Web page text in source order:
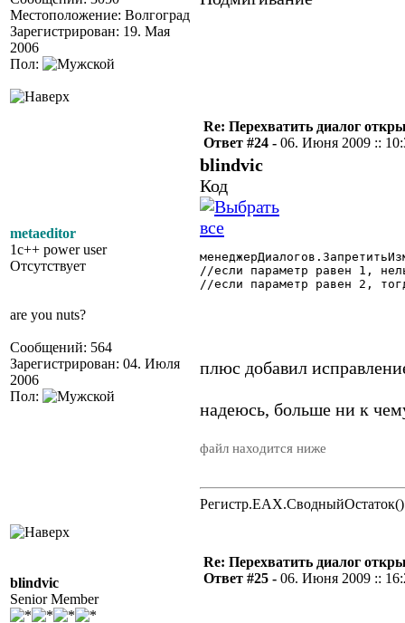
Местоположение: Волгоград
Зарегистрирован: 19. Мая
2006
Пол:
metaeditor
1c++ power user
Отсутствует
are you nuts?
Сообщений: 564
Зарегистрирован: 04. Июля
2006
Пол:
Re: Перехватить диалог
Ответ #24 - 06. Июня 2009 ::
blindvic
Код
//если параметр равен 1,
//если параметр равен 2,
плюс добавил
надеюсь, больше ни к
файл находится ниже
Регистр.EAX.СводныйОстаток()
blindvic
Senior Member
Re: Перехватить диалог
Ответ #25 - 06. Июня 2009 ::